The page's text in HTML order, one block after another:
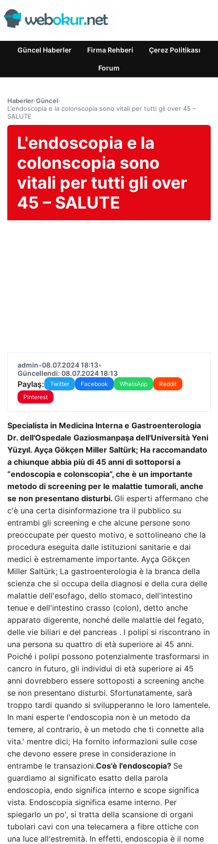
Güncel Haberler Firma Rehberi Çerez Politikası
Forum
Haberler›Güncel›
L'endoscopia e la colonscopia sono vitali per tutti gli over 45 –
SALUTE
L'endoscopia e la
colonscopia sono
vitali per tutti gli over
45 – SALUTE
admin•08.07.2024 18:13•
Güncellendi: 08.07.2024 18:13
Paylaş: Twitter Facebook WhatsApp
Reddit
Pinterest
Specialista in Medicina Interna e Gastroenterologia
Dr. dell'Ospedale Gaziosmanpaşa dell'Università Yeni
Yüzyıl. Ayça Gökçen Miller Saltürk; Ha raccomandato
a chiunque abbia più di 45 anni di sottoporsi a
“endoscopia e colonscopia”, che è un importante
metodo di screening per le malattie tumorali, anche
se non presentano disturbi. Gli esperti affermano che
c'è una certa disinformazione tra il pubblico su
entrambi gli screening e che alcune persone sono
preoccupate per questo motivo, e sottolineano che la
procedura eseguita dalle istituzioni sanitarie e dai
medici è estremamente importante. Ayça Gökçen
Miller Saltürk; La gastroenterologia è la branca della
scienza che si occupa della diagnosi e della cura delle
malattie dell'esofago, dello stomaco, dell'intestino
tenue e dell'intestino crasso (colon), detto anche
apparato digerente, nonché delle malattie del fegato,
delle vie biliari e del pancreas . I polipi si riscontrano in
una persona su quattro di età superiore ai 45 anni.
Poiché i polipi possono potenzialmente trasformarsi in
cancro in futuro, gli individui di età superiore ai 45
anni dovrebbero essere sottoposti a screening anche
se non presentano disturbi. Sfortunatamente, sarà
troppo tardi quando si svilupperanno le loro lamentele.
In mani esperte l'endoscopia non è un metodo da
temere, al contrario, è un metodo che ti connette alla
vita.' mentre dici; Ha fornito informazioni sulle cose
che devono essere prese in considerazione in
entrambe le transazioni.Cos'è l'endoscopia? Se
guardiamo al significato esatto della parola
endoscopia, endo significa interno e scope significa
vista. Endoscopia significa esame interno. Per
spiegarlo un po', si tratta della scansione di organi
tubolari cavi con una telecamera a fibre ottiche con
una luce all'estremità. In effetti, endoscopia è il nome